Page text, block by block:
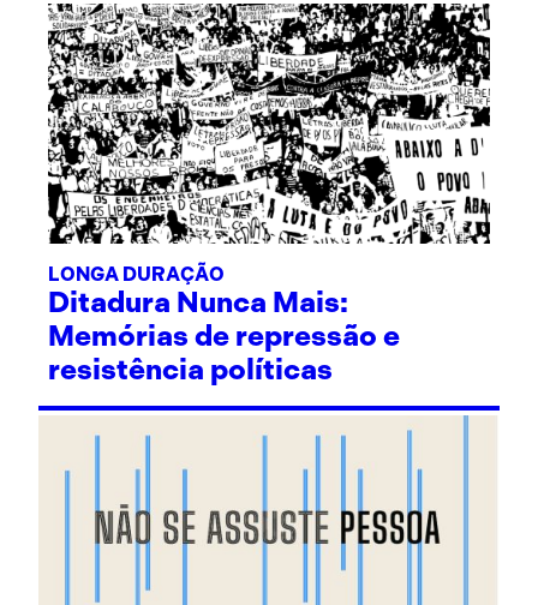
LONGA DURAÇÃO
Ditadura Nunca Mais:
Memórias de repressão e
resistência políticas